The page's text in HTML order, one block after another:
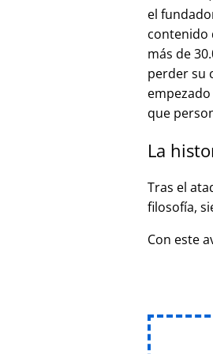
el
contenido
más de
perder su
que
La
Tras el
filosofía,
Con este